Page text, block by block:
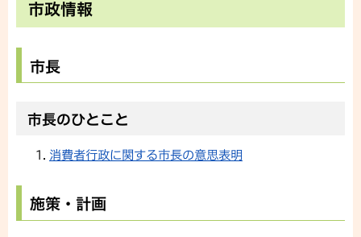
市政情報
市長
市長のひとこと
消費者行政に関する市長の意思表明
施策・計画